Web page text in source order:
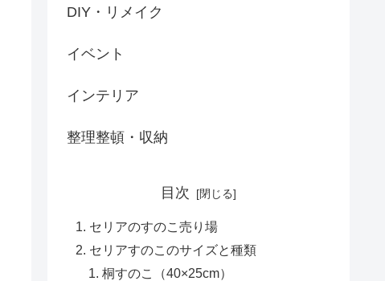
DIY・リメイク
イベント
インテリア
整理整頓・収納
目次
セリアのすのこ売り場
セリアすのこのサイズと種類
桐すのこ（40×25cm）